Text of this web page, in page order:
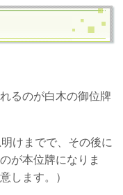
るのが白木の御位牌
けまでで、その後に
が本位牌になりま
します。）